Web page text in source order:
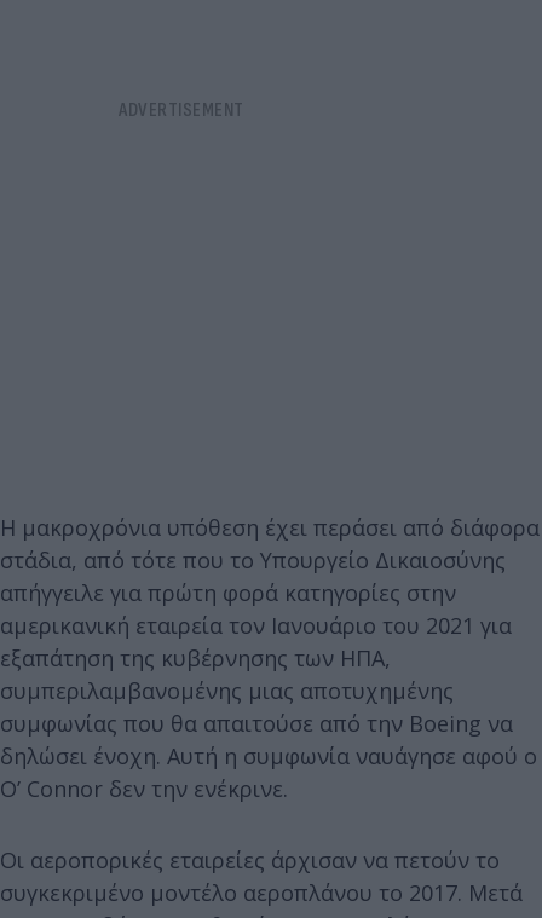
Η μακροχρόνια υπόθεση έχει περάσει από διάφορα
στάδια, από τότε που το Υπουργείο Δικαιοσύνης
απήγγειλε για πρώτη φορά κατηγορίες στην
αμερικανική εταιρεία τον Ιανουάριο του 2021 για
εξαπάτηση της κυβέρνησης των ΗΠΑ,
συμπεριλαμβανομένης μιας αποτυχημένης
συμφωνίας που θα απαιτούσε από την Boeing να
δηλώσει ένοχη. Αυτή η συμφωνία ναυάγησε αφού ο
O’ Connor δεν την ενέκρινε.
Οι αεροπορικές εταιρείες άρχισαν να πετούν το
συγκεκριμένο μοντέλο αεροπλάνου το 2017. Μετά